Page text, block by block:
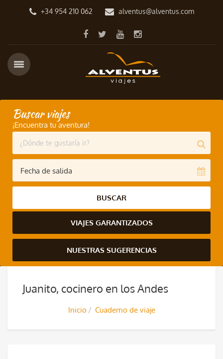
+34 954 210 062 alventus@alventus.com
Buscar viajes
¡Encuentra tu aventura!
BUSCAR
VIAJES GARANTIZADOS
NUESTRAS SUGERENCIAS
Juanito, cocinero en los Andes
Inicio Cuaderno de viaje